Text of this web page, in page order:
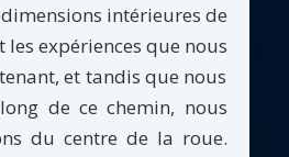
intérieures de
les expériences que nous
et tandis que nous
de ce chemin, nous
du centre de la roue.